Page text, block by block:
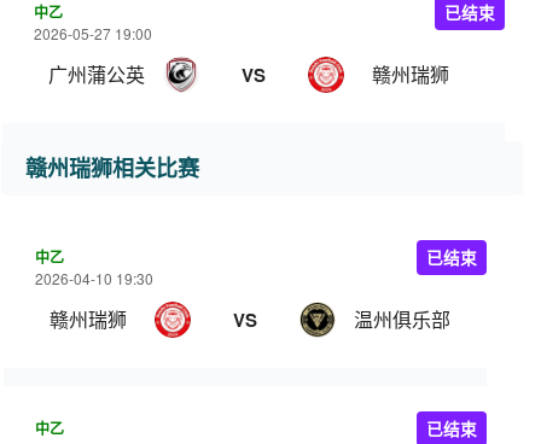
中乙
2026-05-27 19:00
广州蒲公英 VS 赣州瑞狮
已结束
赣州瑞狮相关比赛
中乙
2026-04-10 19:30
赣州瑞狮 VS 温州俱乐部
已结束
中乙 已结束